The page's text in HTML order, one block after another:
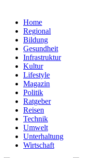
Home
Regional
Bildung
Gesundheit
Infrastruktur
Kultur
Lifestyle
Magazin
Politik
Ratgeber
Reisen
Technik
Umwelt
Unterhaltung
Wirtschaft